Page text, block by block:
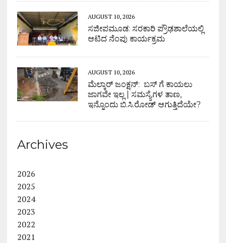
AUGUST 10, 2026
ಸಜೀಪಮೂಡ: ಸರಕಾರಿ ಪ್ರೌಢಶಾಲೆಯಲ್ಲಿ
ಆಟಿದ ನೆಂಪು ಕಾರ್ಯಕ್ರಮ
AUGUST 10, 2026
ಮೆಲ್ಕಾರ್ ಜಂಕ್ಷನ್: ಬಸ್ ಗೆ ಕಾಯಲು
ಜಾಗವೇ ಇಲ್ಲ | ಸಮಸ್ಯೆಗಳ ತಾಣ,
ಇನ್ನೊಂದು ಬಿ.ಸಿ.ರೋಡ್ ಆಗುತ್ತಿದೆಯೇ?
Archives
2026
2025
2024
2023
2022
2021